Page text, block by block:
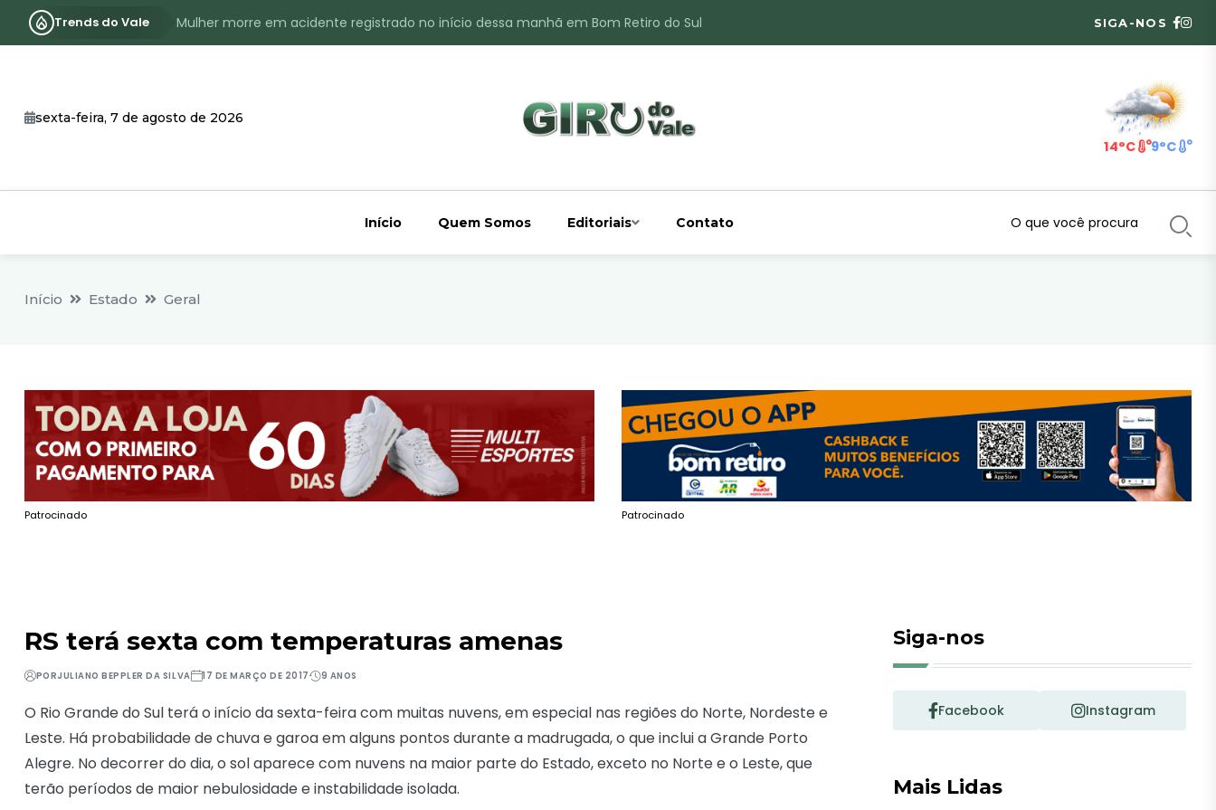
Trends do Vale
Mulher morre em acidente registrado no início dessa manhã em Bom Retiro do Sul
Identificado o jovem assassinado no interior de Bom Retiro do Sul
SIGA-NOS
sexta-feira, 7 de agosto de 2026
14°C 9°C
Início Quem Somos Editoriais Contato
Início Estado Geral
Patrocinado Patrocinado
RS terá sexta com temperaturas amenas
PORJULIANO BEPPLER DA SILVA 17 DE MARÇO DE 2017 9 ANOS
O Rio Grande do Sul terá o início da sexta-feira com muitas nuvens, em especial nas regiões do Norte, Nordeste e
Leste. Há probabilidade de chuva e garoa em alguns pontos durante a madrugada, o que inclui a Grande Porto
Alegre. No decorrer do dia, o sol aparece com nuvens na maior parte do Estado, exceto no Norte e o Leste, que
terão períodos de maior nebulosidade e instabilidade isolada.
Siga-nos
Facebook Instagram
Mais Lidas